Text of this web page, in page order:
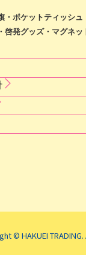
・ポケットティッシュ
啓発グッズ・マグネッ
© HAKUEI